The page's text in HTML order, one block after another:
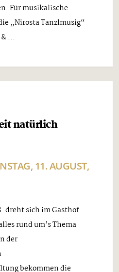
Für musikalische
„Nirosta Tanzlmusig“
...
natürlich
11. AUGUST,
dreht sich im Gasthof
rund um’s Thema
der
bekommen die